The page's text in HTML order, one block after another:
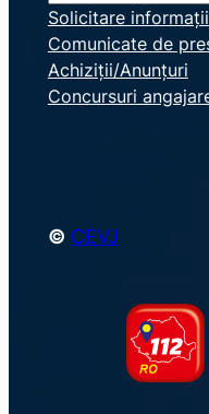
e
a
r
c
Solicitare informații
Comunicate de
Achiziții/Anunțuri
Concursuri
© CEVJ